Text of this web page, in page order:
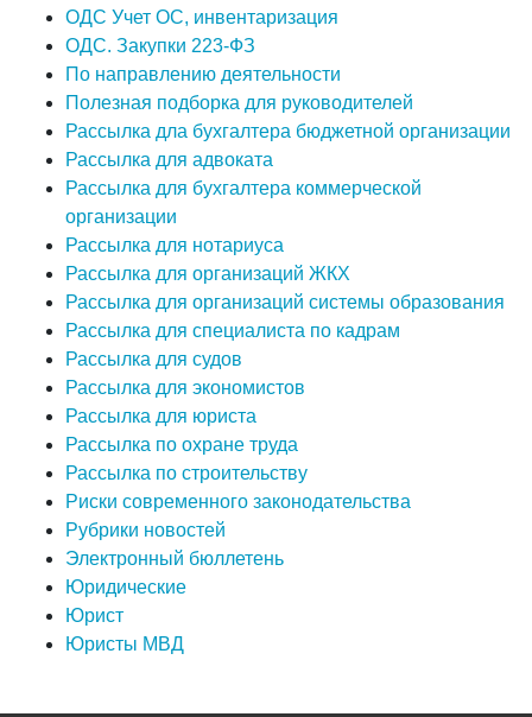
ОДС Учет ОС, инвентаризация
ОДС. Закупки 223-ФЗ
По направлению деятельности
Полезная подборка для руководителей
Рассылка дла бухгалтера бюджетной организации
Рассылка для адвоката
Рассылка для бухгалтера коммерческой
организации
Рассылка для нотариуса
Рассылка для организаций ЖКХ
Рассылка для организаций системы образования
Рассылка для специалиста по кадрам
Рассылка для судов
Рассылка для экономистов
Рассылка для юриста
Рассылка по охране труда
Рассылка по строительству
Риски современного законодательства
Рубрики новостей
Электронный бюллетень
Юридические
Юрист
Юристы МВД